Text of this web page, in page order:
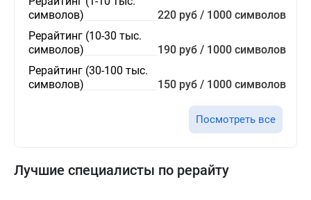
символов)
220 руб / 1000 символов
Рерайтинг (10-30 тыс.
символов)
190 руб / 1000 символов
Рерайтинг (30-100 тыс.
символов)
150 руб / 1000 символов
Посмотреть все
Лучшие специалисты по рерайту